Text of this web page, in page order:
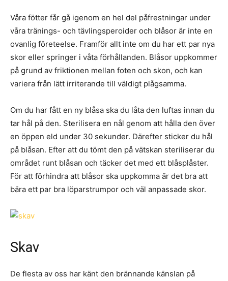
Våra fötter får gå igenom en hel del påfrestningar under
våra tränings- och tävlingsperoider och blåsor är inte en
ovanlig företeelse. Framför allt inte om du har ett par nya
skor eller springer i våta förhållanden. Blåsor uppkommer
på grund av friktionen mellan foten och skon, och kan
variera från lätt irriterande till väldigt plågsamma.
Om du har fått en ny blåsa ska du låta den luftas innan du
tar hål på den. Sterilisera en nål genom att hålla den över
en öppen eld under 30 sekunder. Därefter sticker du hål
på blåsan. Efter att du tömt den på vätskan steriliserar du
området runt blåsan och täcker det med ett blåsplåster.
För att förhindra att blåsor ska uppkomma är det bra att
bära ett par bra löparstrumpor och väl anpassade skor.
Skav
De flesta av oss har känt den brännande känslan på